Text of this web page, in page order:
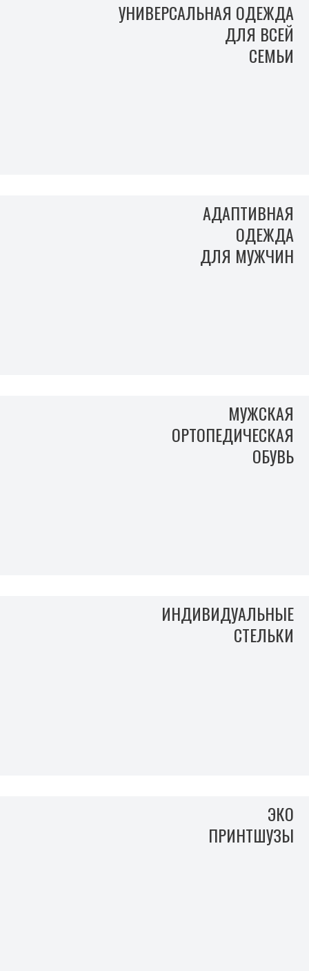
УНИВЕРСАЛЬНАЯ ОДЕЖДА
ДЛЯ ВСЕЙ
СЕМЬИ
АДАПТИВНАЯ
ОДЕЖДА
ДЛЯ МУЖЧИН
МУЖСКАЯ
ОРТОПЕДИЧЕСКАЯ
ОБУВЬ
ИНДИВИДУАЛЬНЫЕ
СТЕЛЬКИ
ЭКО
ПРИНТШУЗЫ